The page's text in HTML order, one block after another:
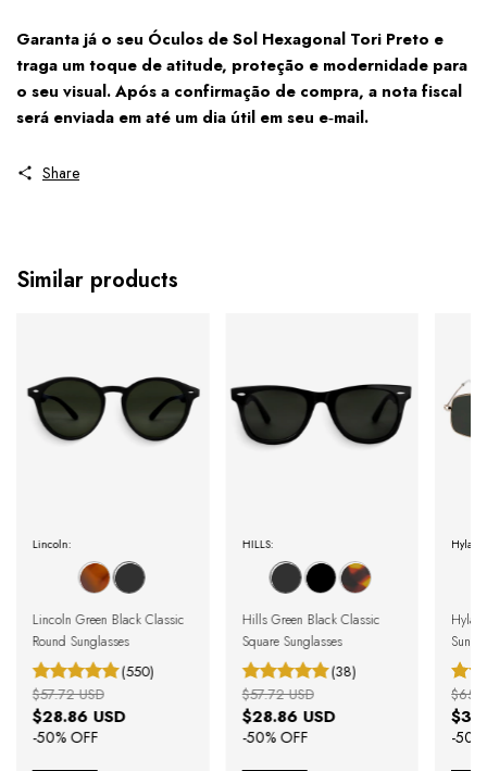
Garanta já o seu Óculos de Sol Hexagonal Tori Preto e
traga um toque de atitude, proteção e modernidade para
o seu visual. Após a confirmação de compra, a nota fiscal
será enviada em até um dia útil em seu e‑mail.
Share
Similar products
Lincoln:
Lincoln Green Black Classic
Round Sunglasses
(550)
$28.86 USD
-50% OFF
$57.72 USD
HILLS:
Hills Green Black Classic
Square Sunglasses
(38)
$28.86 USD
-50% OFF
$57.72 USD
Hylan:
Hylan
-50